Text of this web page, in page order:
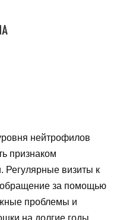
нейтрофилов
признаком
Регулярные визиты к
за помощью
проблемы и